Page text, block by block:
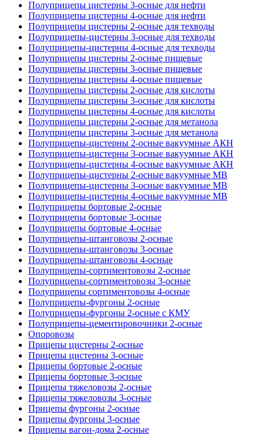
Полуприцепы цистерны 3-осные для нефти
Полуприцепы цистерны 4-осные для нефти
Полуприцепы цистерны 2-осные для техводы
Полуприцепы-цистерны 3-осные для техводы
Полуприцепы-цистерны 4-осные для техводы
Полуприцепы цистерны 2-осные пищевые
Полуприцепы цистерны 3-осные пищевые
Полуприцепы цистерны 4-осные пищевые
Полуприцепы цистерны 2-осные для кислоты
Полуприцепы цистерны 3-осные для кислоты
Полуприцепы цистерны 4-осные для кислоты
Полуприцепы цистерны 2-осные для метанола
Полуприцепы цистерны 3-осные для метанола
Полуприцепы-цистерны 2-осные вакуумные АКН
Полуприцепы-цистерны 3-осные вакуумные АКН
Полуприцепы-цистерны 4-осные вакуумные АКН
Полуприцепы-цистерны 2-осные вакуумные МВ
Полуприцепы-цистерны 3-осные вакуумные МВ
Полуприцепы-цистерны 4-осные вакуумные МВ
Полуприцепы бортовые 2-осные
Полуприцепы бортовые 3-осные
Полуприцепы бортовые 4-осные
Полуприцепы-штанговозы 2-осные
Полуприцепы-штанговозы 3-осные
Полуприцепы-штанговозы 4-осные
Полуприцепы-сортиментовозы 2-осные
Полуприцепы-сортиментовозы 3-осные
Полуприцепы сортиментовозы 4-осные
Полуприцепы-фургоны 2-осные
Полуприцепы-фургоны 2-осные с КМУ
Полуприцепы-цементировочники 2-осные
Опоровозы
Прицепы цистерны 2-осные
Прицепы цистерны 3-осные
Прицепы бортовые 2-осные
Прицепы бортовые 3-осные
Прицепы тяжеловозы 2-осные
Прицепы тяжеловозы 3-осные
Прицепы фургоны 2-осные
Прицепы фургоны 3-осные
Прицепы вагон-дома 2-осные